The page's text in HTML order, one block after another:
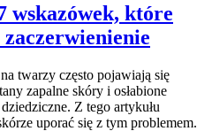
wskazówek, które
twarzy często pojawiają się
zapalne skóry i osłabione
Z tego artykułu
uporać się z tym problemem.